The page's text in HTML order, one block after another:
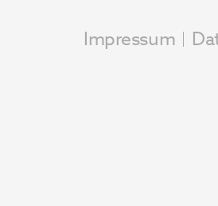
Impressum